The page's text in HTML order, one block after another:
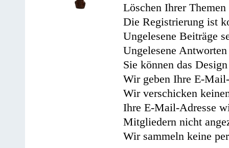
Löschen Ihrer
Die Registrierung ist
Ungelesene Beiträge
Ungelesene
Sie können das
Wir geben Ihre E-
Wir verschicken
Ihre E-Mail-Adresse
Mitgliedern nicht
Wir sammeln keine